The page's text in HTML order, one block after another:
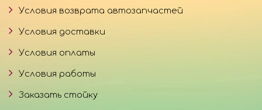
Условия возврата автозапчастей
Условия доставки
Условия оплаты
Условия работы
Заказать стойку